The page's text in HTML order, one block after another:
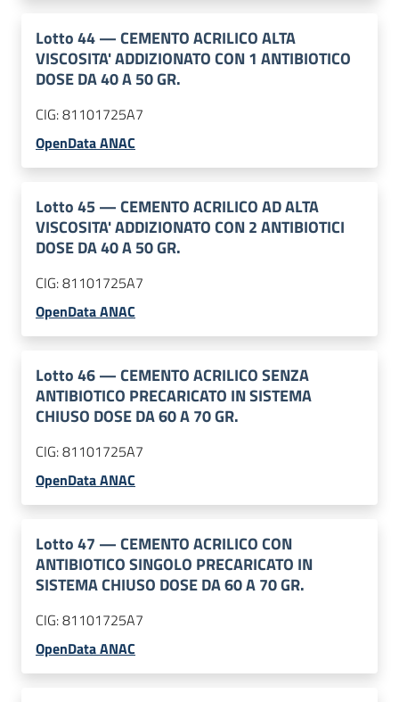
Lotto44—CEMENTO ACRILICO ALTA
VISCOSITA' ADDIZIONATO CON 1 ANTIBIOTICO
DOSE DA 40 A 50 GR.
CIG:81101725A7
OpenData ANAC
Lotto45—CEMENTO ACRILICO AD ALTA
VISCOSITA' ADDIZIONATO CON 2 ANTIBIOTICI
DOSE DA 40 A 50 GR.
CIG:81101725A7
OpenData ANAC
Lotto46—CEMENTO ACRILICO SENZA
ANTIBIOTICO PRECARICATO IN SISTEMA
CHIUSO DOSE DA 60 A 70 GR.
CIG:81101725A7
OpenData ANAC
Lotto47 —CEMENTO ACRILICO CON
ANTIBIOTICO SINGOLO PRECARICATO IN
SISTEMA CHIUSO DOSE DA 60 A 70 GR.
CIG:81101725A7
OpenData ANAC